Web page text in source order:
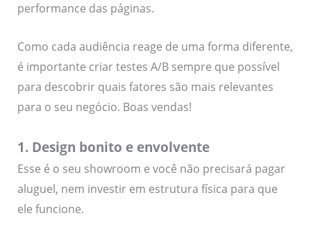
performance das páginas.
Como cada audiência reage de uma forma diferente,
é importante criar testes A/B sempre que possível
para descobrir quais fatores são mais relevantes
para o seu negócio. Boas vendas!
1. Design bonito e envolvente
Esse é o seu showroom e você não precisará pagar
aluguel, nem investir em estrutura física para que
ele funcione.